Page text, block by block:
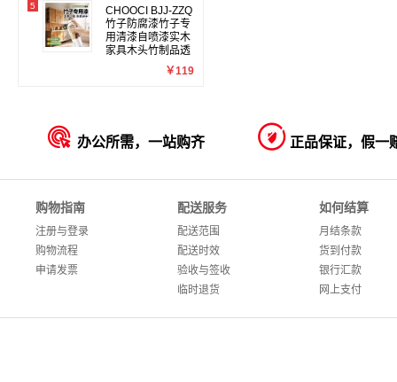
5
CHOOCI BJJ-ZZQ
竹子防腐漆竹子专
用清漆自喷漆实木
家具木头竹制品透
明木器漆光油
￥119
 办公所需，一站购齐  正品保证，假一
购物指南
注册与登录
购物流程
申请发票
配送服务
配送范围
配送时效
验收与签收
临时退货
如何结算
月结条款
货到付款
银行汇款
网上支付